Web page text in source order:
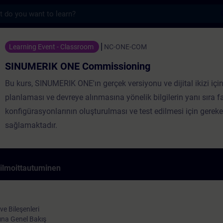
ONE Commissioning - Koulutus -
Learning Event - Classroom NC-ONE-COM
SINUMERIK ONE Commissioning
Bu kurs, SINUMERIK ONE'ın gerçek versiyonu ve dijital ikizi
planlaması ve devreye alınmasına yönelik bilgilerin yanı sıra
konfigürasyonlarının oluşturulması ve test edilmesi için
sağlamaktadır.
Bileşenleri
Genel Bakış